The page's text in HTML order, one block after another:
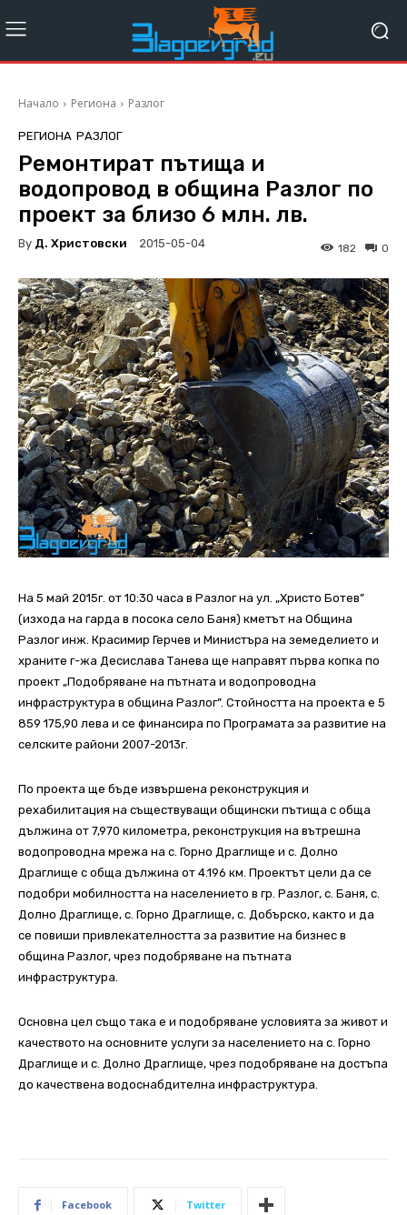
Начало Региона Разлог
РЕГИОНА РАЗЛОГ
Ремонтират пътища и
водопровод в община Разлог по
проект за близо 6 млн. лв.
By Д. Христовски 2015-05-04 0
182
На 5 май 2015г. от 10:30 часа в Разлог на ул. „Христо Ботев”
(изхода на гарда в посока село Баня) кметът на Община
Разлог инж. Красимир Герчев и Министъра на земеделието и
храните г-жа Десислава Танева ще направят първа копка по
проект „Подобряване на пътната и водопроводна
инфраструктура в община Разлог”. Стойността на проекта е 5
859 175,90 лева и се финансира по Програмата за развитие на
селските райони 2007-2013г.
По проекта ще бъде извършена реконструкция и
рехабилитация на съществуващи общински пътища с обща
дължина от 7,970 километра, реконструкция на вътрешна
водопроводна мрежа на с. Горно Драглище и с. Долно
Драглище с обща дължина от 4.196 км. Проектът цели да се
подобри мобилността на населението в гр. Разлог, с. Баня, с.
Долно Драглище, с. Горно Драглище, с. Добърско, както и да
се повиши привлекателността за развитие на бизнес в
община Разлог, чрез подобряване на пътната
инфраструктура.
Основна цел също така е и подобряване условията за живот и
качеството на основните услуги за населението на с. Горно
Драглище и с. Долно Драглище, чрез подобряване на достъпа
до качествена водоснабдителна инфраструктура.
Facebook Twitter